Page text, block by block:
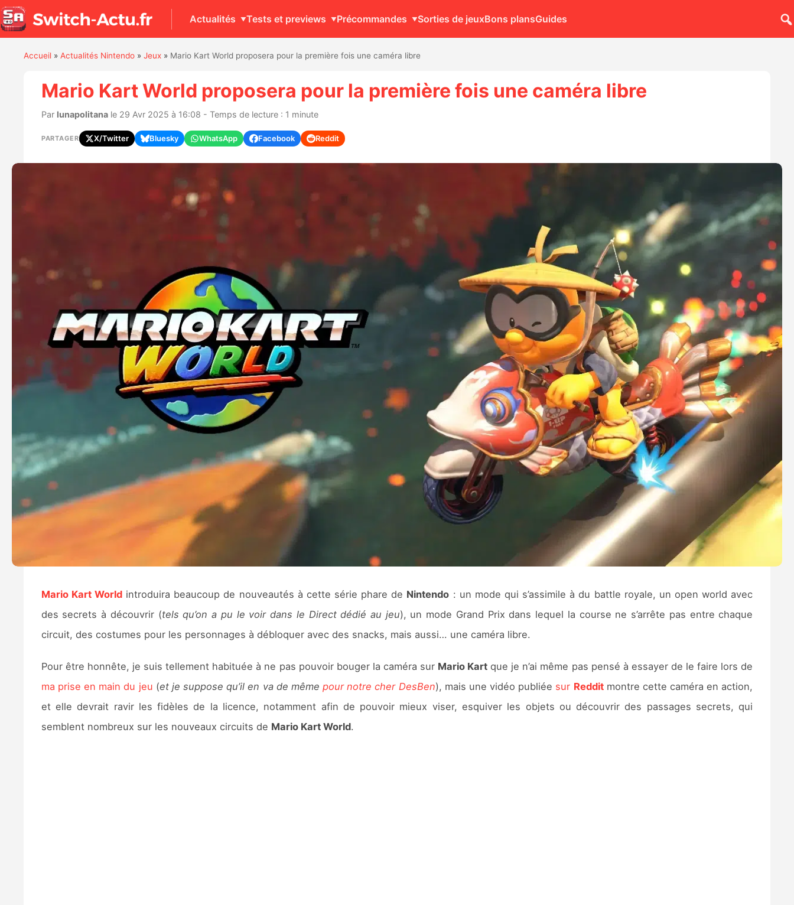
Actualités Tests et previews Précommandes Sorties de jeuxBons plansGuides
Accueil» Actualités Nintendo» Jeux» Mario Kart World proposera pour la première fois une caméra libre
Mario Kart World proposera pour la première fois une caméra libre
Par lunapolitanale 29 Avr 2025 à 16:08 - Temps de lecture : 1 minute
PARTAGER X/Twitter Bluesky WhatsApp Facebook Reddit
Mario Kart World introduira beaucoup de nouveautés à cette série phare de Nintendo : un mode qui s’assimile à du battle royale, un open world avec
des secrets à découvrir (tels qu’on a pu le voir dans le Direct dédié au jeu), un mode Grand Prix dans lequel la course ne s’arrête pas entre chaque
circuit, des costumes pour les personnages à débloquer avec des snacks, mais aussi… une caméra libre.
Pour être honnête, je suis tellement habituée à ne pas pouvoir bouger la caméra sur Mario Kart que je n’ai même pas pensé à essayer de le faire lors de
ma prise en main du jeu (et je suppose qu’il en va de mêmepour notre cher DesBen), mais une vidéo publiée sur Redditmontre cette caméra en action,
et elle devrait ravir les fidèles de la licence, notamment afin de pouvoir mieux viser, esquiver les objets ou découvrir des passages secrets, qui
semblent nombreux sur les nouveaux circuits de Mario Kart World.